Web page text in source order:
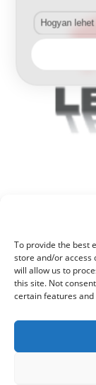
To provide the best
store and/or access
will allow us to
this site. Not
certain features
© 2021
Hogyan